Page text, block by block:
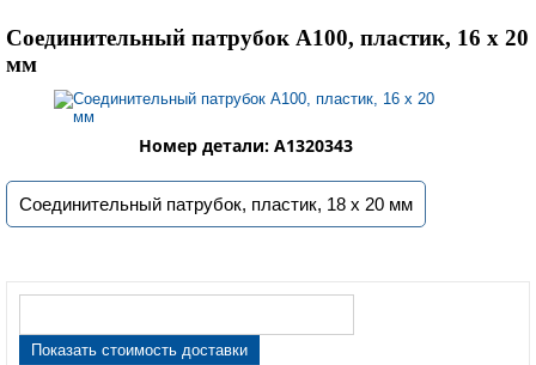
Соединительный патрубок A100, пластик, 16 х 20
мм
Номер детали: A1320343
Соединительный патрубок, пластик, 18 х 20 мм
Показать стоимость доставки